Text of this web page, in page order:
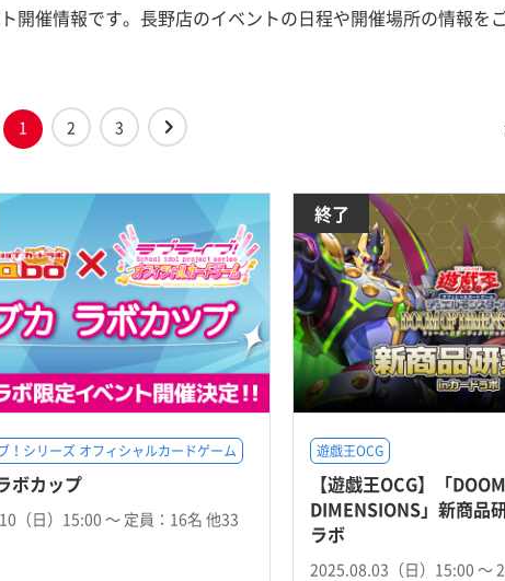
開催情報です。長野店のイベントの日程や開催場所の情報を
1 2 3
！シリーズ オフィシャルカードゲーム
ボカップ
（日）15:00 〜 定員：16名 他33
終了
遊戯王OCG
【遊戯王OCG】「
DIMENSIONS」新商品
ラボ
2025.08.03（日）15:00 〜